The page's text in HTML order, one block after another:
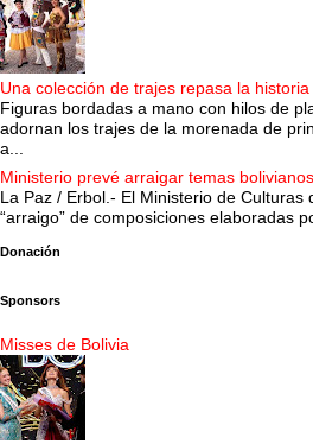
Una colección de trajes repasa la
Figuras bordadas a mano con hilos de
adornan los trajes de la morenada de
a...
Ministerio prevé arraigar temas
La Paz / Erbol.- El Ministerio de Culturas
“arraigo” de composiciones elaboradas
Donación
Sponsors
Misses de Bolivia